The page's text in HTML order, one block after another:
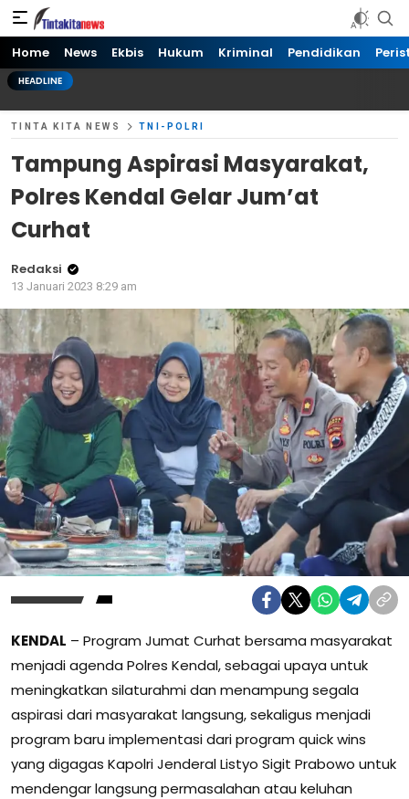
Tinta kita News
Informasi Terkini
Home News Ekbis Hukum Kriminal Pendidikan
HEADLINE
TINTA KITA NEWS TNI-POLRI
Tampung Aspirasi Masyarakat,
Polres Kendal Gelar Jum’at
Curhat
Redaksi
13 Januari 2023 8:29 am
KENDAL – Program Jumat Curhat bersama masyarakat
menjadi agenda Polres Kendal, sebagai upaya untuk
meningkatkan silaturahmi dan menampung segala
aspirasi dari masyarakat langsung, sekaligus menjadi
program baru implementasi dari program quick wins
yang digagas Kapolri Jenderal Listyo Sigit Prabowo untuk
mendengar langsung permasalahan atau keluhan